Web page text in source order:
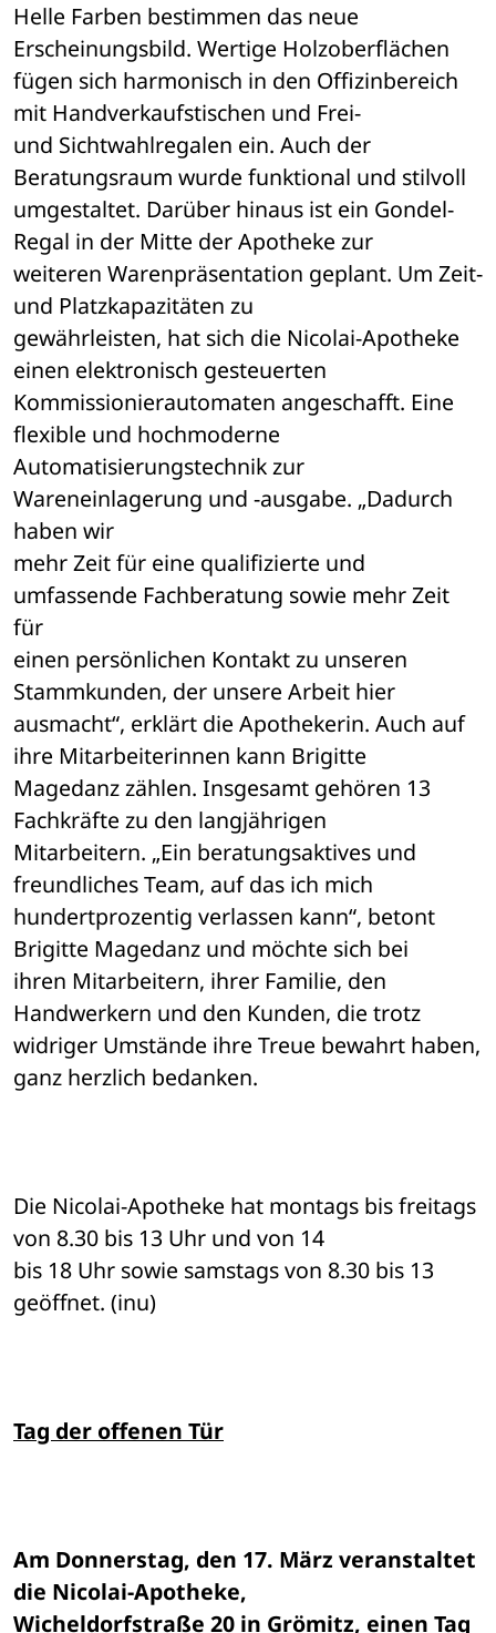
Helle Farben bestimmen das neue
Erscheinungsbild. Wertige Holzoberflächen
fügen sich harmonisch in den Offizinbereich
mit Handverkaufstischen und Frei-
und Sichtwahlregalen ein. Auch der
Beratungsraum wurde funktional und stilvoll
umgestaltet. Darüber hinaus ist ein Gondel-
Regal in der Mitte der Apotheke zur
weiteren Warenpräsentation geplant. Um Zeit-
und Platzkapazitäten zu
gewährleisten, hat sich die Nicolai-Apotheke
einen elektronisch gesteuerten
Kommissionierautomaten angeschafft. Eine
flexible und hochmoderne
Automatisierungstechnik zur
Wareneinlagerung und -ausgabe. „Dadurch
haben wir
mehr Zeit für eine qualifizierte und
umfassende Fachberatung sowie mehr Zeit
für
einen persönlichen Kontakt zu unseren
Stammkunden, der unsere Arbeit hier
ausmacht“, erklärt die Apothekerin. Auch auf
ihre Mitarbeiterinnen kann Brigitte
Magedanz zählen. Insgesamt gehören 13
Fachkräfte zu den langjährigen
Mitarbeitern. „Ein beratungsaktives und
freundliches Team, auf das ich mich
hundertprozentig verlassen kann“, betont
Brigitte Magedanz und möchte sich bei
ihren Mitarbeitern, ihrer Familie, den
Handwerkern und den Kunden, die trotz
widriger Umstände ihre Treue bewahrt haben,
ganz herzlich bedanken.
Die Nicolai-Apotheke hat montags bis freitags
von 8.30 bis 13 Uhr und von 14
bis 18 Uhr sowie samstags von 8.30 bis 13
geöffnet. (inu)
Tag der offenen Tür
Am Donnerstag, den 17. März veranstaltet
die Nicolai-Apotheke,
Wicheldorfstraße 20 in Grömitz, einen Tag